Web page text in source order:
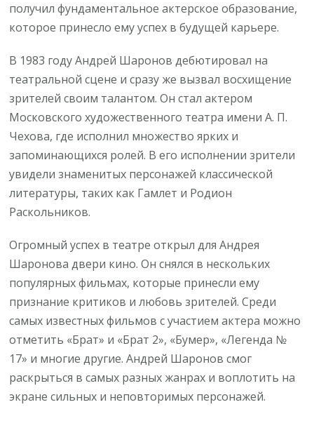
получил фундаментальное актерское образование,
которое принесло ему успех в будущей карьере.
В 1983 году Андрей Шаронов дебютировал на
театральной сцене и сразу же вызвал восхищение
зрителей своим талантом. Он стал актером
Московского художественного театра имени А. П.
Чехова, где исполнил множество ярких и
запоминающихся ролей. В его исполнении зрители
увидели знаменитых персонажей классической
литературы, таких как Гамлет и Родион
Раскольников.
Огромный успех в театре открыл для Андрея
Шаронова двери кино. Он снялся в нескольких
популярных фильмах, которые принесли ему
признание критиков и любовь зрителей. Среди
самых известных фильмов с участием актера можно
отметить «Брат» и «Брат 2», «Бумер», «Легенда №
17» и многие другие. Андрей Шаронов смог
раскрыться в самых разных жанрах и воплотить на
экране сильных и неповторимых персонажей.